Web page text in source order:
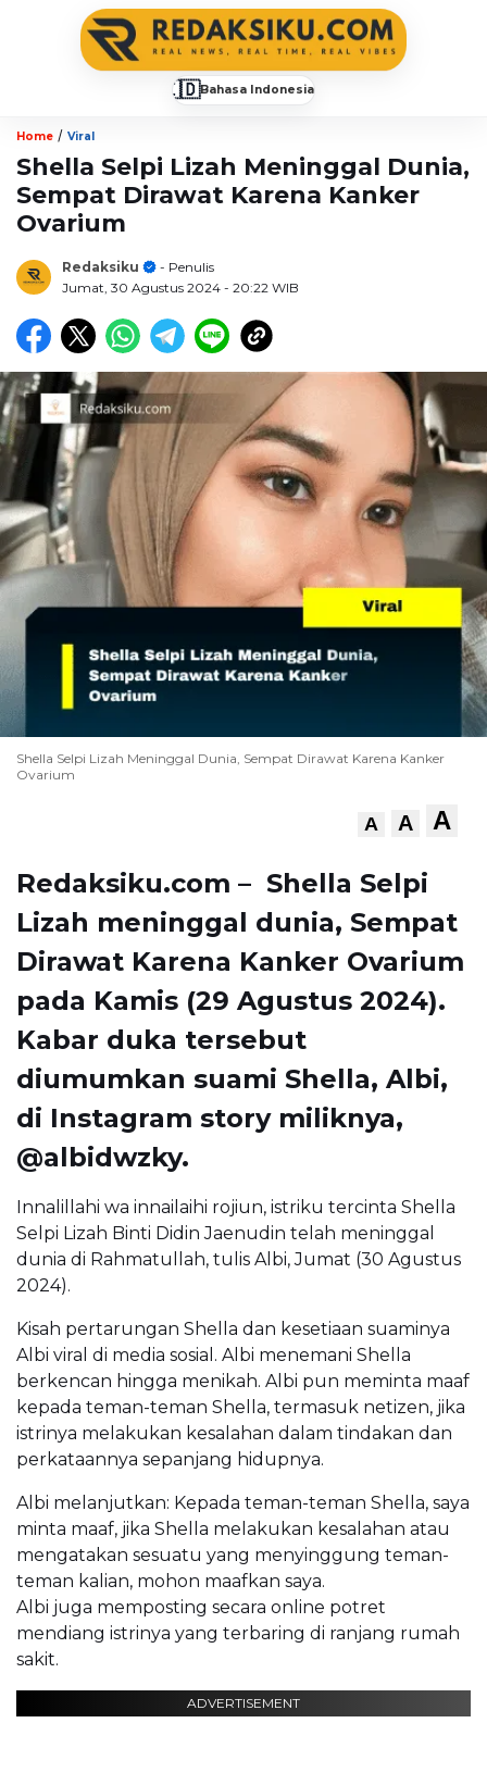
🇮🇩Bahasa Indonesia
Home / Viral
Shella Selpi Lizah Meninggal Dunia,
Sempat Dirawat Karena Kanker
Ovarium
Redaksiku
- Penulis
Jumat, 30 Agustus 2024 - 20:22 WIB
Shella Selpi Lizah Meninggal Dunia, Sempat Dirawat Karena Kanker
Ovarium
A A A
Redaksiku.com – Shella Selpi
Lizah meninggal dunia, Sempat
Dirawat Karena Kanker Ovarium
pada Kamis (29 Agustus 2024).
Kabar duka tersebut
diumumkan suami Shella, Albi,
di Instagram story miliknya,
@albidwzky.
Innalillahi wa innailaihi rojiun, istriku tercinta Shella
Selpi Lizah Binti Didin Jaenudin telah meninggal
dunia di Rahmatullah, tulis Albi, Jumat (30 Agustus
2024).
Kisah pertarungan Shella dan kesetiaan suaminya
Albi viral di media sosial. Albi menemani Shella
berkencan hingga menikah. Albi pun meminta maaf
kepada teman-teman Shella, termasuk netizen, jika
istrinya melakukan kesalahan dalam tindakan dan
perkataannya sepanjang hidupnya.
Albi melanjutkan: Kepada teman-teman Shella, saya
minta maaf, jika Shella melakukan kesalahan atau
mengatakan sesuatu yang menyinggung teman-
teman kalian, mohon maafkan saya.
Albi juga memposting secara online potret
mendiang istrinya yang terbaring di ranjang rumah
sakit.
ADVERTISEMENT